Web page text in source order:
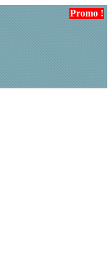
Promo !